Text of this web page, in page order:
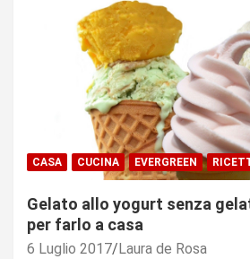
CASA CUCINA EVERGREEN
Gelato allo yogurt senza
per farlo a casa
6 Luglio 2017 Laura de Rosa